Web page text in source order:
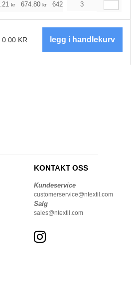
kr 674.80 kr 642.69 3
0.00 KR
KONTAKT OSS
Kundeservice
customerservice@ntextil.com
Salg
sales@ntextil.com